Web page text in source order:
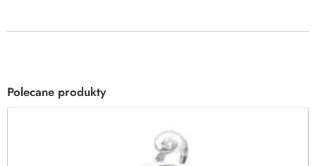
Polecane produkty